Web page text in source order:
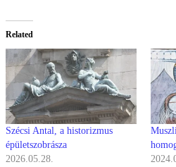
Related
Szécsi Antal, a historizmus
épületszobrásza
2026.05.28.